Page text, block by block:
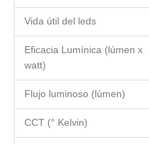
Vida útil del leds
Eficacia Lumínica (lúmen x
watt)
Flujo luminoso (lúmen)
CCT (° Kelvin)